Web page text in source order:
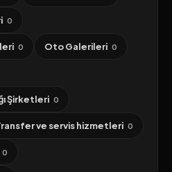
0
0 Oto Galerileri 0
Şirketleri 0
ve servis hizmetleri 0
0